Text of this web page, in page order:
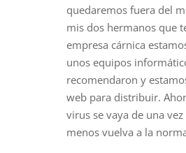
quedaremos fuera del
mis dos hermanos que
empresa cárnica
unos equipos
recomendaron y
web para distribuir.
virus se vaya de una
menos vuelva a la